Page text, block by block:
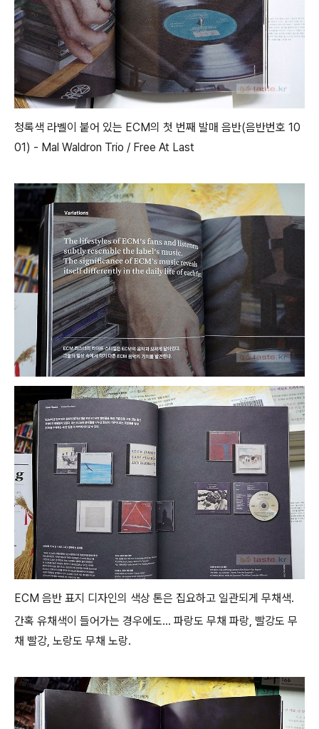
청록색 라벨이 붙어 있는 ECM의 첫 번째 발매 음반(음반번호 10
01) - Mal Waldron Trio / Free At Last
ECM 음반 표지 디자인의 색상 톤은 집요하고 일관되게 무채색.
간혹 유채색이 들어가는 경우에도... 파랑도 무채 파랑, 빨강도 무
채 빨강, 노랑도 무채 노랑.